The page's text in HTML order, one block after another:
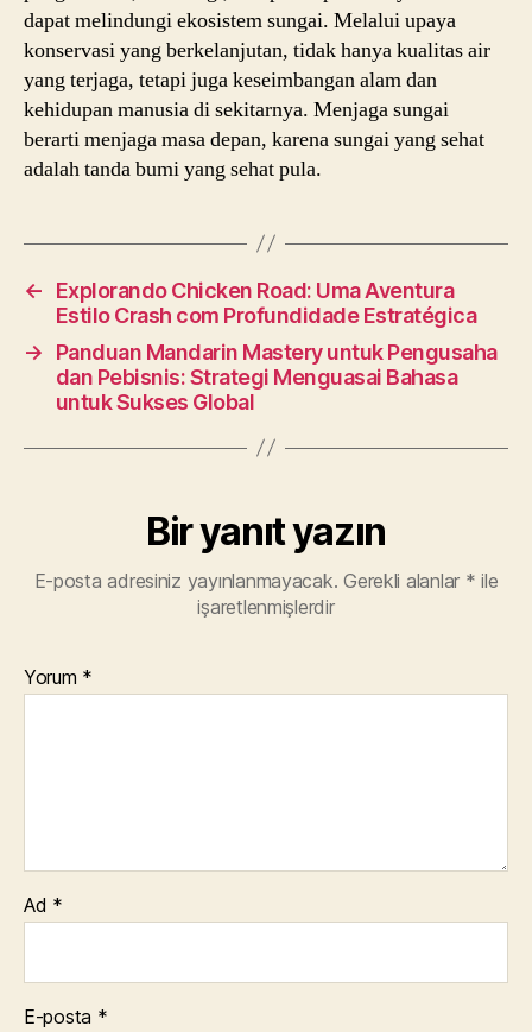
dapat melindungi ekosistem sungai. Melalui upaya
konservasi yang berkelanjutan, tidak hanya kualitas air
yang terjaga, tetapi juga keseimbangan alam dan
kehidupan manusia di sekitarnya. Menjaga sungai
berarti menjaga masa depan, karena sungai yang sehat
adalah tanda bumi yang sehat pula.
←
Explorando Chicken Road: Uma Aventura
Estilo Crash com Profundidade Estratégica
→
Panduan Mandarin Mastery untuk Pengusaha
dan Pebisnis: Strategi Menguasai Bahasa
untuk Sukses Global
Bir yanıt yazın
E-posta adresiniz yayınlanmayacak. Gerekli alanlar * ile
işaretlenmişlerdir
Yorum *
Ad *
E-posta *